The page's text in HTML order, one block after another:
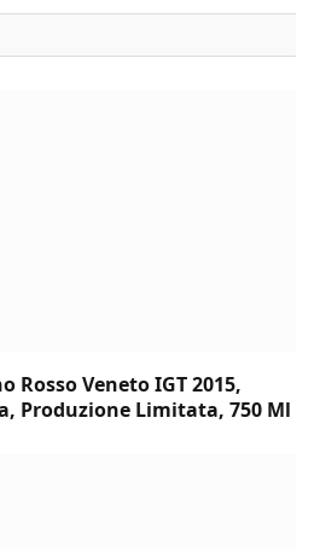
Rosso Veneto IGT 2015,
Produzione Limitata, 750 Ml